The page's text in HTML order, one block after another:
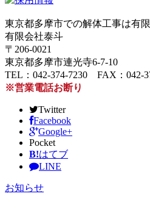
東京都多摩市での解体工事は有
有限会社泰斗
〒206-0021
東京都多摩市連光寺6-7-10
TEL：042-374-7230 FAX：042-
※営業電話お断り
Twitter
Facebook
Google+
Pocket
B!はてブ
LINE
お知らせ